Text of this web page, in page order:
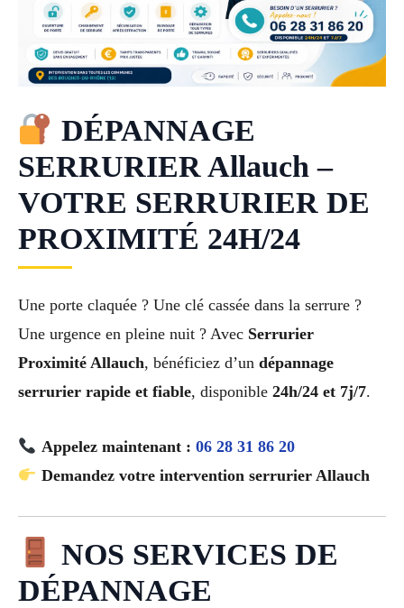
DÉPANNAGE
SERRURIER Allauch –
VOTRE SERRURIER DE
PROXIMITÉ 24H/24
Une porte claquée ? Une clé cassée dans la serrure ?
Une urgence en pleine nuit ? Avec Serrurier
Proximité Allauch, bénéficiez d’un dépannage
serrurier rapide et fiable, disponible 24h/24 et 7j/7.
Appelez maintenant : 06 28 31 86 20
Demandez votre intervention serrurier Allauch
NOS SERVICES DE
DÉPANNAGE